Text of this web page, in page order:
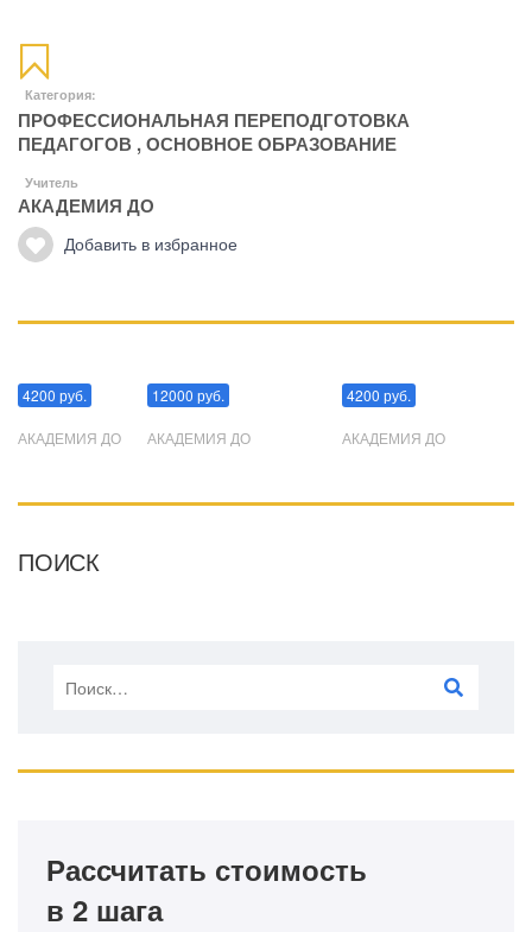
Категория:
ПРОФЕССИОНАЛЬНАЯ ПЕРЕПОДГОТОВКА
ПЕДАГОГОВ ,ОСНОВНОЕ ОБРАЗОВАНИЕ
Учитель
АКАДЕМИЯ ДО
Добавить в избранное
4200 руб.
АКАДЕМИЯ ДО
12000 руб.
АКАДЕМИЯ ДО
4200 руб.
АКАДЕМИЯ ДО
ПОИСК
Рассчитать стоимость
в 2 шага